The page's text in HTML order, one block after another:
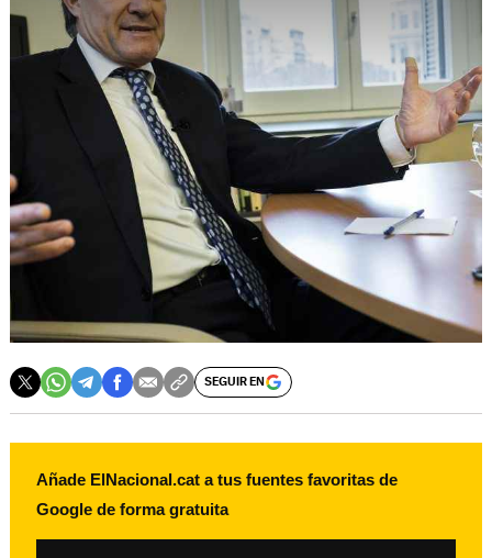
SEGUIR EN
Añade ElNacional.cat a tus fuentes favoritas de
Google de forma gratuita